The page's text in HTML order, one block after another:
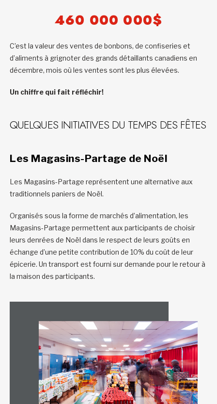
460 000 000$
C’est la valeur des ventes de bonbons, de confiseries et
d’aliments à grignoter des grands détaillants canadiens en
décembre, mois où les ventes sont les plus élevées.
Un chiffre qui fait réfléchir!
QUELQUES INITIATIVES DU TEMPS DES FÊTES
Les Magasins-Partage de Noël
Les Magasins-Partage représentent une alternative aux
traditionnels paniers de Noël.
Organisés sous la forme de marchés d’alimentation, les
Magasins-Partage permettent aux participants de choisir
leurs denrées de Noël dans le respect de leurs goûts en
échange d’une petite contribution de 10% du coût de leur
épicerie. Un transport est fourni sur demande pour le retour à
la maison des participants.